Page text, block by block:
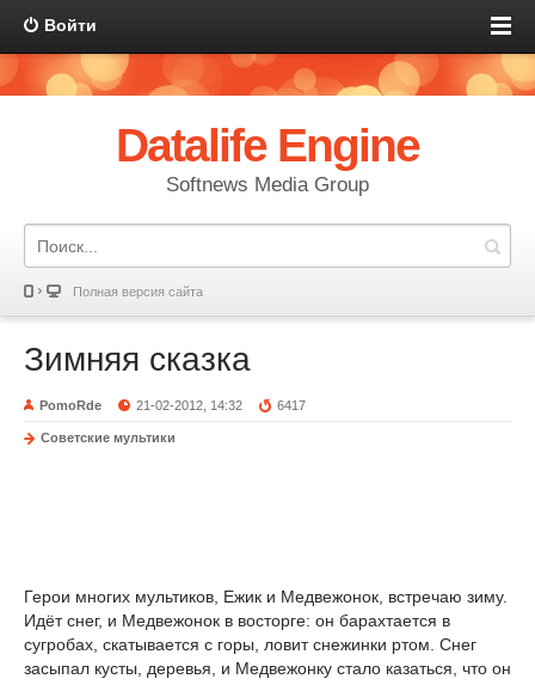
Войти
Datalife Engine
Softnews Media Group
Полная версия сайта
Зимняя сказка
PomoRde 21-02-2012, 14:32 6417
Советские мультики
Герои многих мультиков, Ежик и Медвежонок, встречаю зиму.
Идёт снег, и Медвежонок в восторге: он барахтается в
сугробах, скатывается с горы, ловит снежинки ртом. Снег
засыпал кусты, деревья, и Медвежонку стало казаться, что он